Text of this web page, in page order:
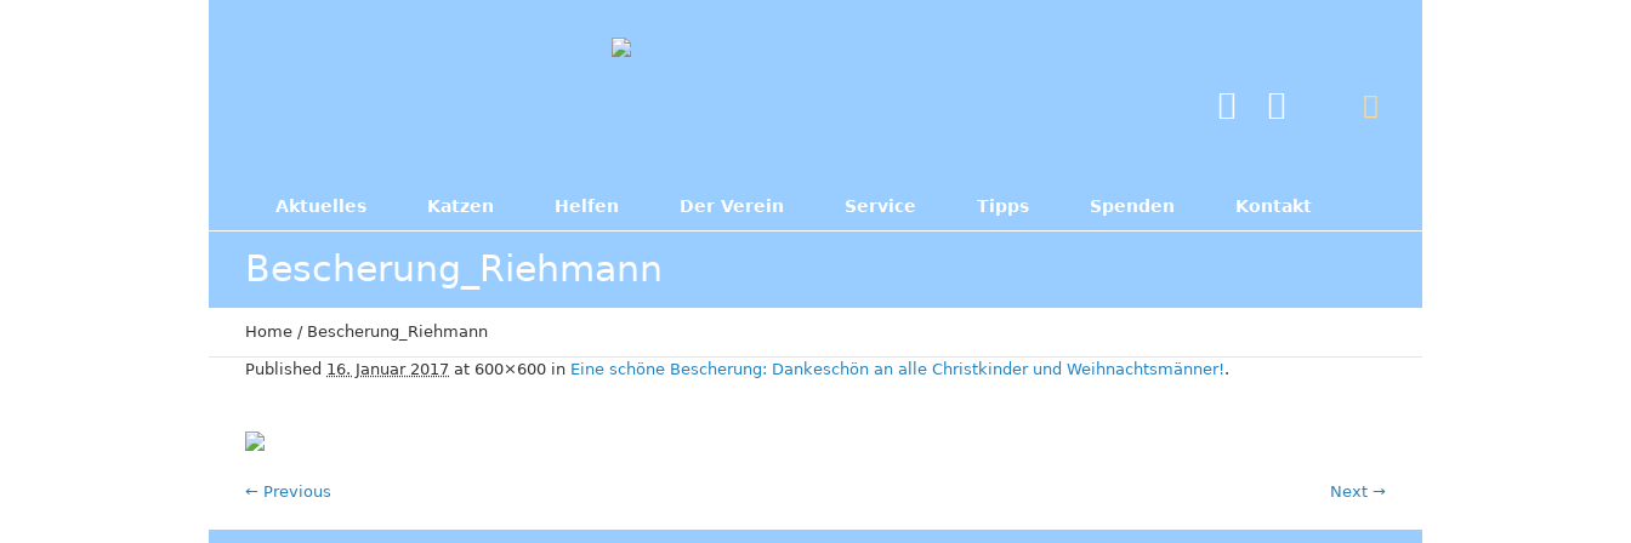
Aktuelles Katzen Helfen Der Verein Service Tipps Spenden Kontakt
Bescherung_Riehmann
Home / Bescherung_Riehmann
Published 16. Januar 2017 at 600×600 in Eine schöne Bescherung: Dankeschön an alle Christkinder und Weihnachtsmänner!.
← Previous Next →